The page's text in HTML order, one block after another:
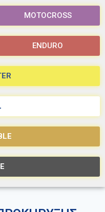
MOTOCROSS
ENDURO